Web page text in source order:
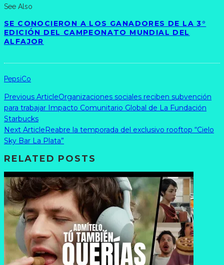
See Also
SE CONOCIERON A LOS GANADORES DE LA 3°
EDICIÓN DEL CAMPEONATO MUNDIAL DEL
ALFAJOR
PepsiCo
Previous ArticleOrganizaciones sociales reciben subvención
para trabajar Impacto Comunitario Global de La Fundación
Starbucks
Next Article Reabre la temporada del exclusivo rooftop “Cielo
Sky Bar La Plata”
RELATED POSTS